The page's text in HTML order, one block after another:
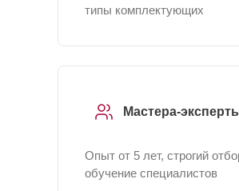
типы комплектующих
Мастера-
Опыт от 5 лет, строгий
обучение специалистов